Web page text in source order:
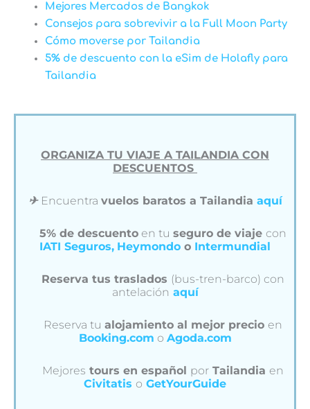
Mejores Mercados de Bangkok
Consejos para sobrevivir a la Full Moon Party
Cómo moverse por Tailandia
5% de descuento con la eSim de Holafly para
Tailandia
ORGANIZA TU VIAJE A TAILANDIA CON
DESCUENTOS
✈︎ Encuentra vuelos baratos a Tailandia aquí
5% de descuento en tuseguro de viaje con
IATI Seguros, Heymondo o Intermundial
Reserva tus traslados (bus-tren-barco) con
antelación aquí
Reserva tu alojamiento al mejor precio en
Booking.com o Agoda.com
Mejores tours en español por Tailandia en
Civitatis o GetYourGuide